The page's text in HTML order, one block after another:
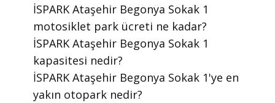
​İSPARK Ataşehir Begonya Sokak 1
motosiklet park ücreti ne kadar?
​İSPARK Ataşehir Begonya Sokak 1
kapasitesi nedir?
​İSPARK Ataşehir Begonya Sokak 1'ye en
yakın otopark nedir?